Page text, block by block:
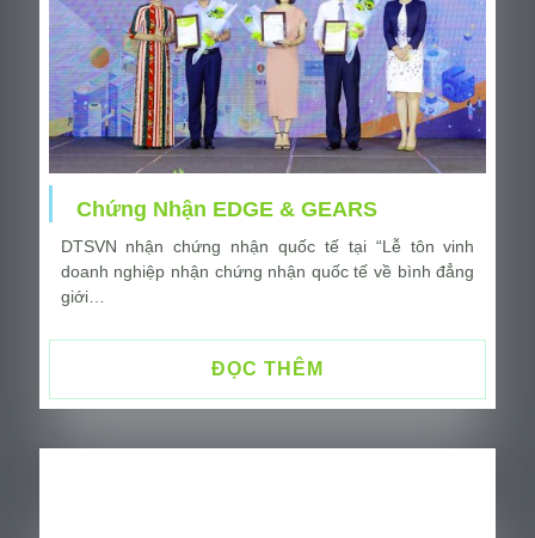
Chứng Nhận EDGE & GEARS
DTSVN nhận chứng nhận quốc tế tại “Lễ tôn vinh
doanh nghiệp nhận chứng nhận quốc tế về bình đẳng
giới…
ĐỌC THÊM